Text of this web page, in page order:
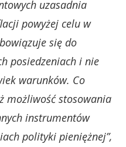
uzasadnia
powyżej celu w
się do
posiedzeniach i nie
warunków. Co
możliwość stosowania
instrumentów
polityki pieniężnej”,